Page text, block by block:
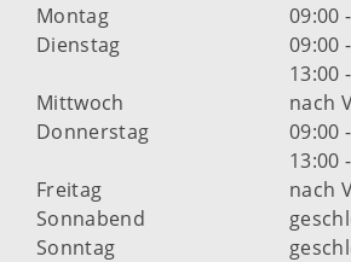
Montag
09:00
Dienstag
09:00
13:00
Mittwoch
nach
Donnerstag
09:00
13:00
Freitag
nach
Sonnabend
Sonntag